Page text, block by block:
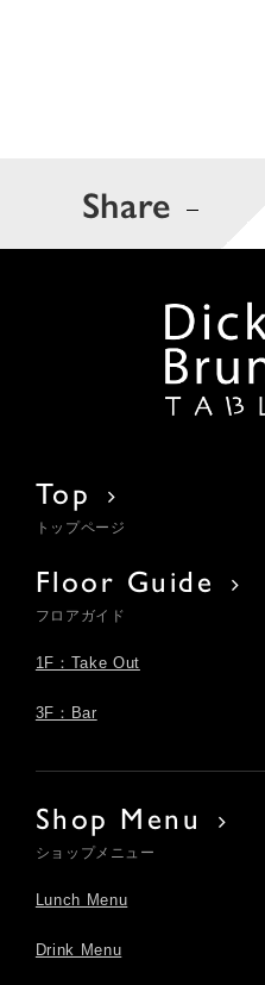
Share
Top
トップページ
Floor Guide
フロアガイド
1F：Take Out
3F：Bar
Shop Menu
ショップメニュー
Lunch Menu
Drink Menu